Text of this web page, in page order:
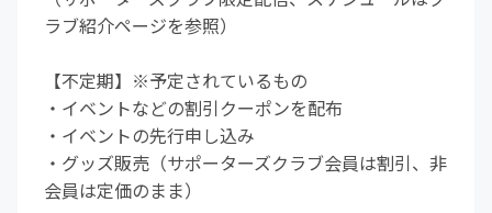
ラブ紹介ページを参照）
【不定期】※予定されているもの
・イベントなどの割引クーポンを配布
・イベントの先行申し込み
・グッズ販売（サポーターズクラブ会員は割引、非
会員は定価のまま）